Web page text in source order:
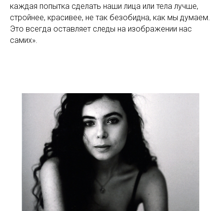
каждая попытка сделать наши лица или тела лучше,
стройнее, красивее, не так безобидна, как мы думаем.
Это всегда оставляет следы на изображении нас
самих».